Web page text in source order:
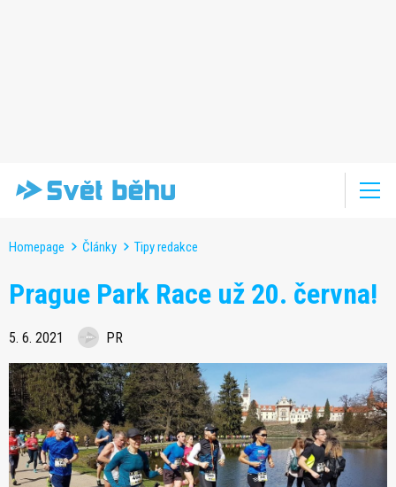
Homepage Články Tipy redakce
Prague Park Race už 20. června!
5. 6. 2021 PR